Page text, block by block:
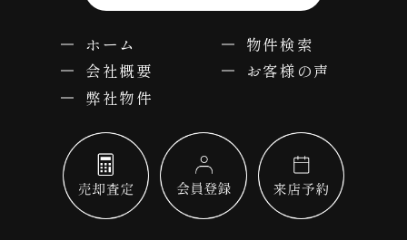
ホーム
物件検索
会社概要
お客様の声
弊社物件